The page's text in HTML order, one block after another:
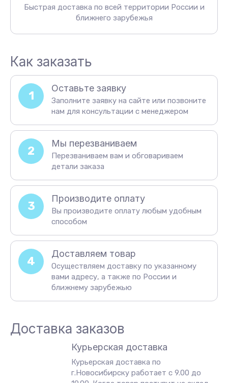
Быстрая доставка по всей территории России и
ближнего зарубежья
Как заказать
1
Оставьте заявку
Заполните заявку на сайте или позвоните
нам для консультации с менеджером
2
Мы перезваниваем
Перезваниваем вам и обговариваем
детали заказа
3
Производите оплату
Вы производите оплату любым удобным
способом
4
Доставляем товар
Осуществляем доставку по указанному
вами адресу, а также по России и
ближнему зарубежью
Доставка заказов
Курьерская доставка
Курьерская доставка по
г.Новосибирску работает с 9.00 до